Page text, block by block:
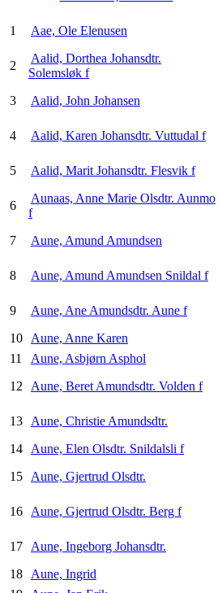
1
Aae, Ole Elenusen
2
Aalid, Dorthea Johansdtr.
Solemsløk f
3 Aalid, John Johansen
4 Aalid, Karen Johansdtr. Vuttudal f
5 Aalid, Marit Johansdtr. Flesvik f
6
Aunaas, Anne Marie Olsdtr. Aunmo
f
7 Aune, Amund Amundsen
8 Aune, Amund Amundsen Snildal f
9 Aune, Ane Amundsdtr. Aune f
10 Aune, Anne Karen
11
Aune, Asbjørn Asphol
12 Aune, Beret Amundsdtr. Volden f
13 Aune, Christie Amundsdtr.
14 Aune, Elen Olsdtr. Snildalsli f
15 Aune, Gjertrud Olsdtr.
16 Aune, Gjertrud Olsdtr. Berg f
17 Aune, Ingeborg Johansdtr.
18 Aune, Ingrid